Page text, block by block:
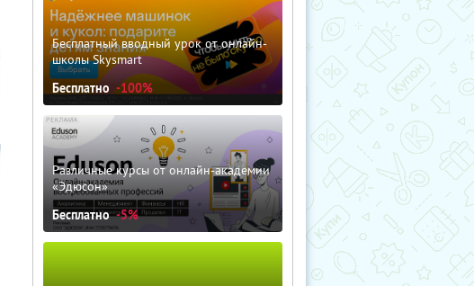
Бесплатный вводный урок от онлайн-
школы Skysmart
Бесплатно -100%
Различные курсы от онлайн-академии
«Эдюсон»
Бесплатно -5%